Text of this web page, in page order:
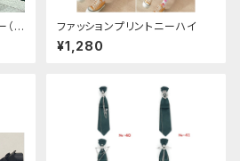
（ブ
、
ファッションプリントニーハイ
¥1,280